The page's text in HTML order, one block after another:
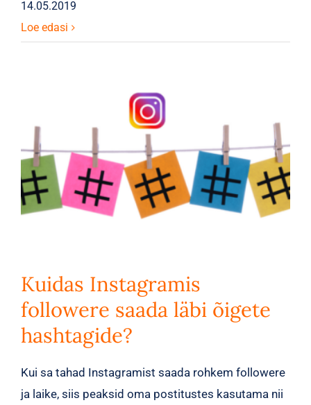
14.05.2019
Loe edasi
Kuidas Instagramis
followere saada läbi õigete
hashtagide?
Kui sa tahad Instagramist saada rohkem followere
ja laike, siis peaksid oma postitustes kasutama nii